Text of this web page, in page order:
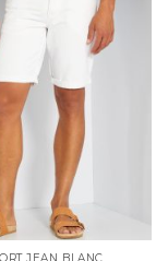
JEAN BLANC